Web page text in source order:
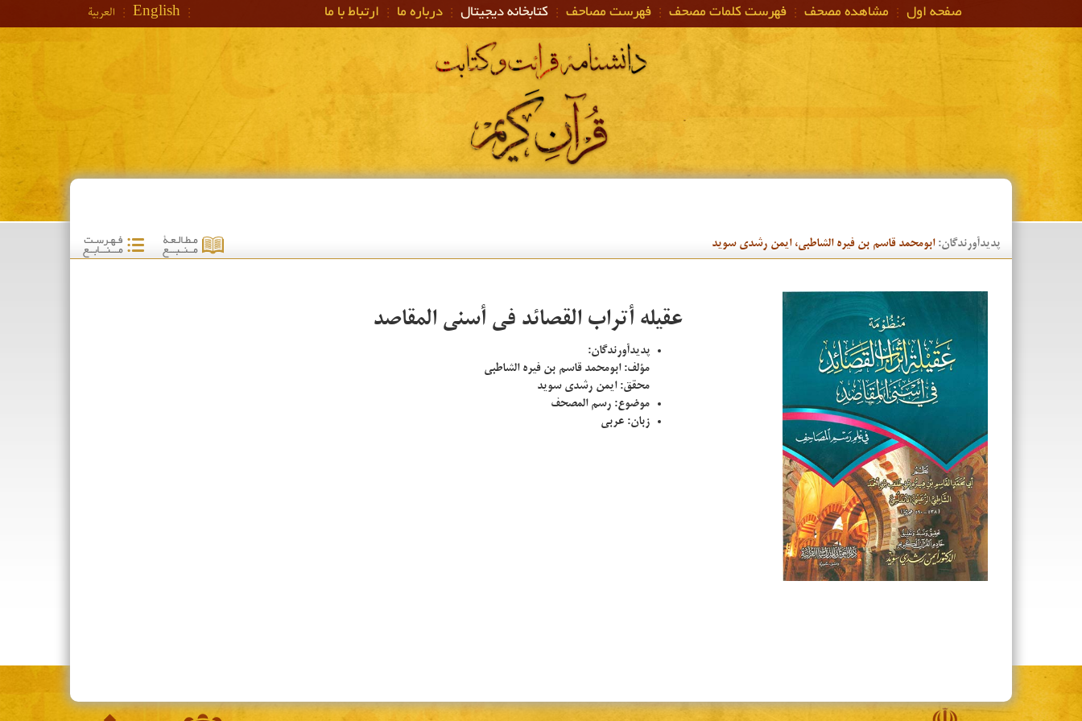
صفحه اول مشاهده مصحف فهرست كلمات مصحف فهرست مصاحف کتابخانه دیجیتال درباره ما ارتباط با ما العربیة English
پدیدآورندگان:ابومحمد قاسم بن فیره الشاطبی، ایمن رشدی سوید
عقيله أتراب القصائد في أسنی المقاصد
پدیدآورندگان:
مؤلف:ابومحمد قاسم بن فیره الشاطبی
محقق:ایمن رشدی سوید
موضوع: رسم المصحف
زبان: عربی